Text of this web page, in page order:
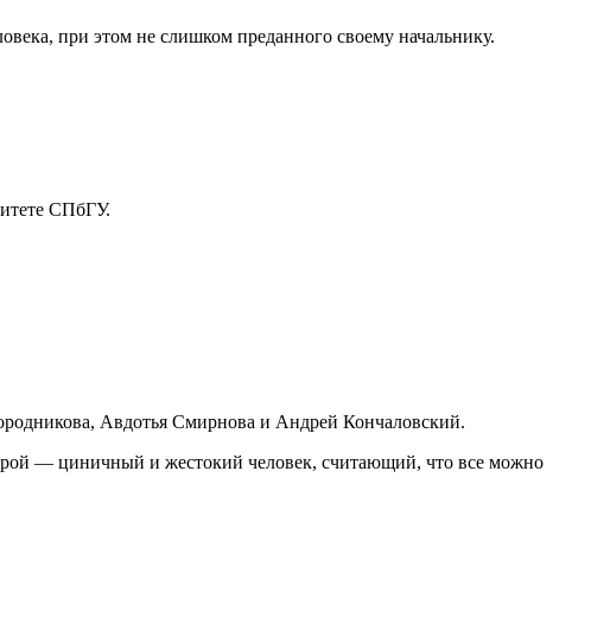
при этом не слишком преданного своему начальнику.
СПбГУ.
Авдотья Смирнова и Андрей Кончаловский.
— циничный и жестокий человек, считающий, что все можно